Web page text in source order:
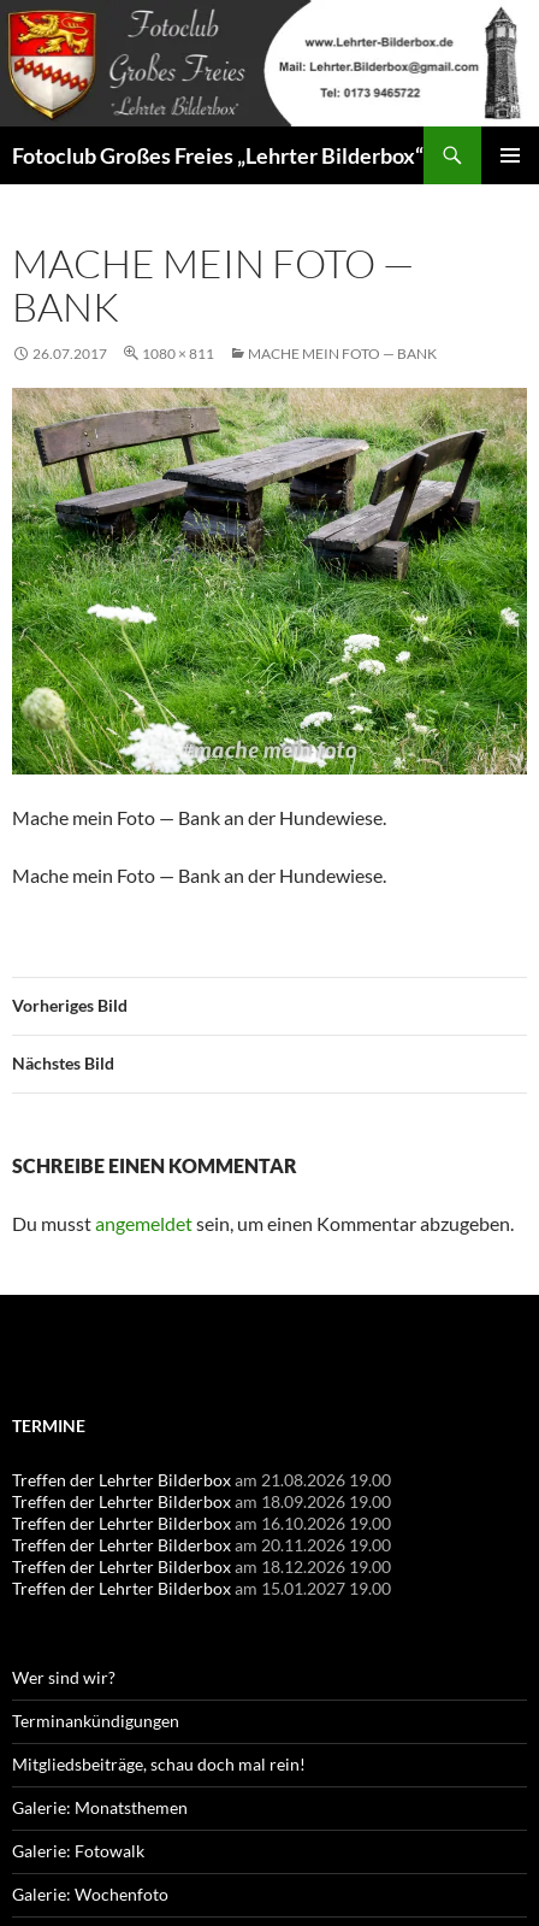
Zum
Inhalt
springen
Fotoclub Großes Freies „Lehrter Bilderbox“
MACHE MEIN FOTO —
BANK
26.07.2017 1080 × 811 MACHE MEIN FOTO — BANK
Mache mein Foto — Bank an der Hundewiese.
Mache mein Foto — Bank an der Hundewiese.
Vorheriges Bild
Nächstes Bild
SCHREIBE EINEN KOMMENTAR
Du musstangemeldetsein, um einen Kommentar abzugeben.
TERMINE
Treffen der Lehrter Bilderboxam 21.08.2026 19.00
Treffen der Lehrter Bilderboxam 18.09.2026 19.00
Treffen der Lehrter Bilderboxam 16.10.2026 19.00
Treffen der Lehrter Bilderboxam 20.11.2026 19.00
Treffen der Lehrter Bilderboxam 18.12.2026 19.00
Treffen der Lehrter Bilderboxam 15.01.2027 19.00
Wer sind wir?
Terminankündigungen
Mitgliedsbeiträge, schau doch mal rein!
Galerie: Monatsthemen
Galerie: Fotowalk
Galerie: Wochenfoto